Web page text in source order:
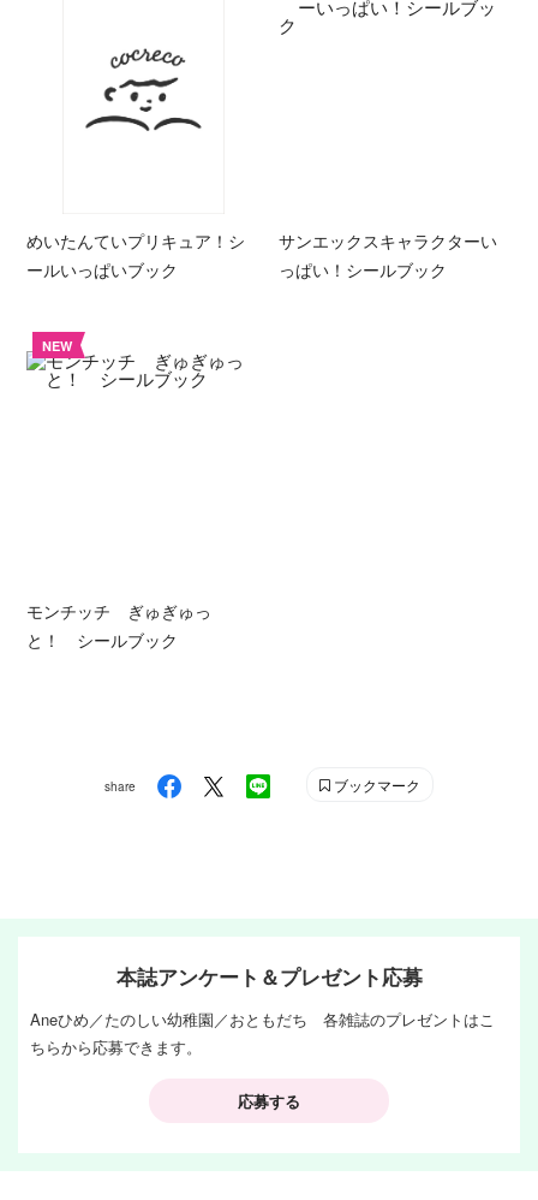
めいたんていプリキュア！シ
ールいっぱいブック
サンエックスキャラクターい
っぱい！シールブック
NEW
モンチッチ ぎゅぎゅっ
と！ シールブック
share ブックマーク
本誌アンケート＆プレゼント応募
Aneひめ／たのしい幼稚園／おともだち 各雑誌のプレゼントはこ
ちらから応募できます。
応募する